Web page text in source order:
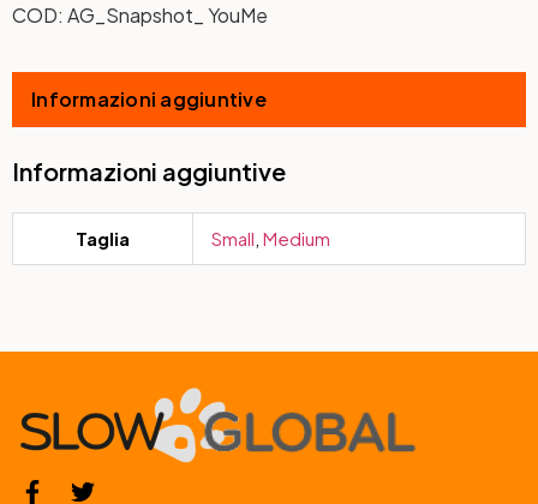
COD: AG_Snapshot_ YouMe
Informazioni aggiuntive
Informazioni aggiuntive
Taglia Small, Medium